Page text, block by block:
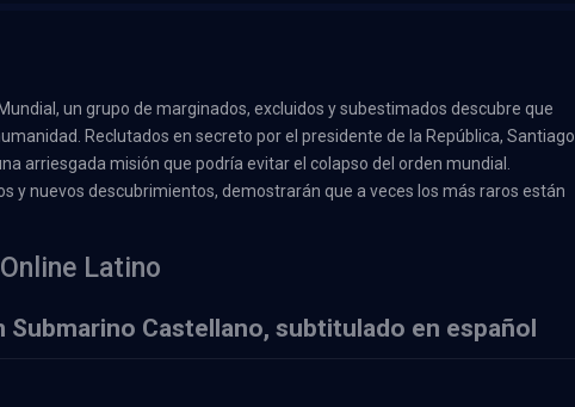
un grupo de marginados, excluidos y subestimados descubre que
Reclutados en secreto por el presidente de la República, Santiago
arriesgada misión que podría evitar el colapso del orden mundial.
y nuevos descubrimientos, demostrarán que a veces los más raros están
Latino
Submarino Castellano, subtitulado en español